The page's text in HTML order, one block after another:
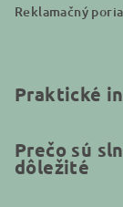
Reklamačný
Praktické
Prečo sú
dôležité